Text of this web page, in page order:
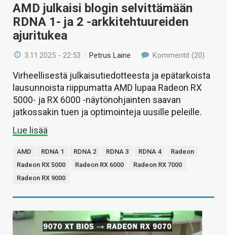
AMD julkaisi blogin selvittämään
RDNA 1- ja 2 -arkkitehtuureiden
ajuritukea
3.11.2025 - 22:53 /Petrus Laine Kommentit (20)
Virheellisestä julkaisutiedotteesta ja epätarkoista
lausunnoista riippumatta AMD lupaa Radeon RX
5000- ja RX 6000 -näytönohjainten saavan
jatkossakin tuen ja optimointeja uusille peleille.
Lue lisää
AMD RDNA 1 RDNA 2 RDNA 3 RDNA 4
Radeon
Radeon RX 5000
Radeon RX 6000
Radeon RX 7000
Radeon RX 9000